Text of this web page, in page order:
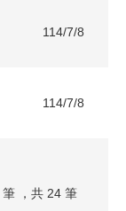
114/7/8
114/7/8
筆 ，共 24 筆